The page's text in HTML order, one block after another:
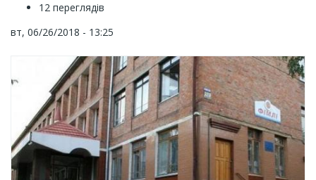
12 переглядів
вт, 06/26/2018 - 13:25